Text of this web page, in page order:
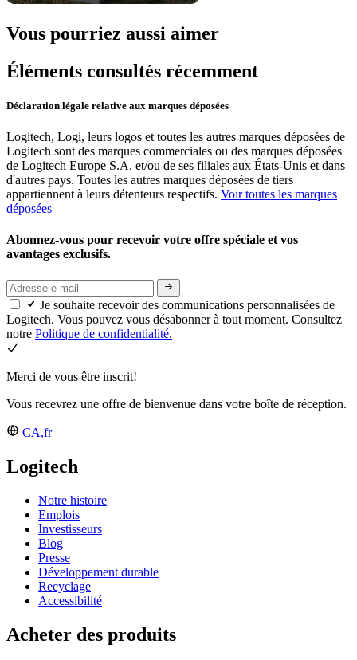
Vous pourriez aussi aimer
Éléments consultés récemment
Déclaration légale relative aux marques déposées
Logitech, Logi, leurs logos et toutes les autres marques déposées de
Logitech sont des marques commerciales ou des marques déposées
de Logitech Europe S.A. et/ou de ses filiales aux États-Unis et dans
d'autres pays. Toutes les autres marques déposées de tiers
appartiennent à leurs détenteurs respectifs. Voir toutes les marques
déposées
Abonnez-vous pour recevoir votre offre spéciale et vos
avantages exclusifs.
Je souhaite recevoir des communications personnalisées de
Logitech. Vous pouvez vous désabonner à tout moment. Consultez
notre Politique de confidentialité.
Merci de vous être inscrit!
Vous recevrez une offre de bienvenue dans votre boîte de réception.
CA,fr
Logitech
Notre histoire
Emplois
Investisseurs
Blog
Presse
Développement durable
Recyclage
Accessibilité
Acheter des produits